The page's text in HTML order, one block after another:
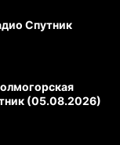
Спутник
(05.08.2026)